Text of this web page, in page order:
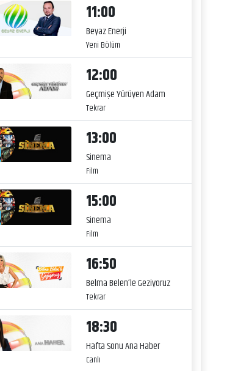
11:00
Beyaz Enerji
Yeni Bölüm
12:00
Geçmişe Yürüyen Adam
Tekrar
13:00
Sinema
Film
15:00
Sinema
Film
16:50
Belma Belen’le Geziyoruz
Tekrar
18:30
Hafta Sonu Ana Haber
Canlı